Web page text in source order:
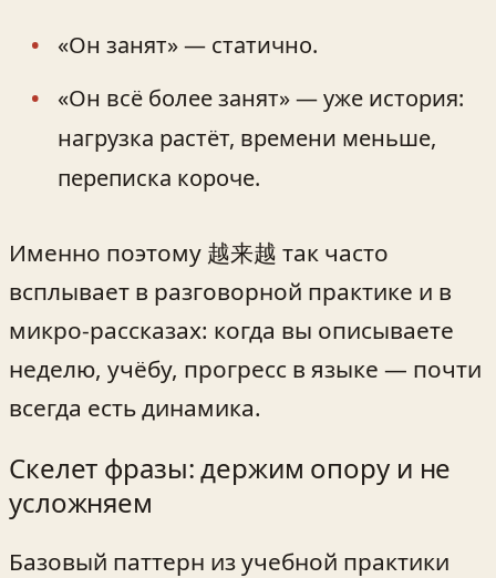
«Он занят» — статично.
«Он всё более занят» — уже история:
нагрузка растёт, времени меньше,
переписка короче.
Именно поэтому 越来越 так часто
всплывает в разговорной практике и в
микро-рассказах: когда вы описываете
неделю, учёбу, прогресс в языке — почти
всегда есть динамика.
Скелет фразы: держим опору и не
усложняем
Базовый паттерн из учебной практики